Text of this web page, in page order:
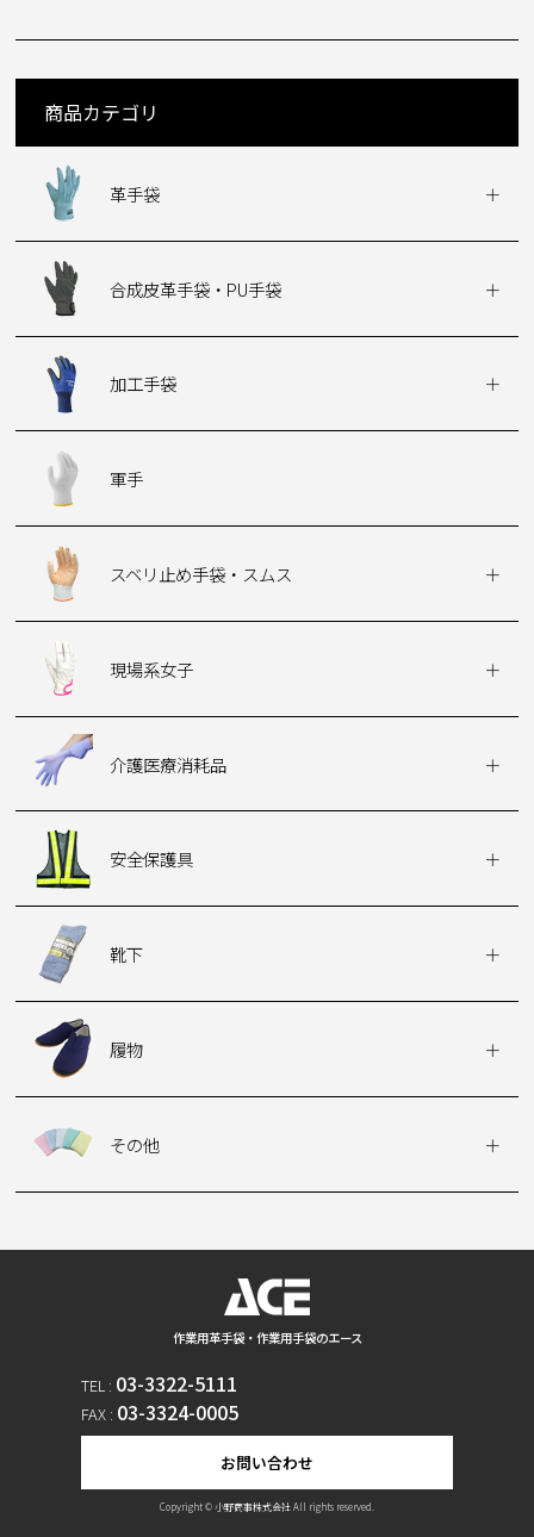
商品カテゴリ
革手袋
合成皮革手袋・PU手袋
加工手袋
軍手
スベリ止め手袋・スムス
現場系女子
介護医療消耗品
安全保護具
靴下
履物
その他
作業用革手袋・作業用手袋のエース
TEL : 03-3322-5111
FAX : 03-3324-0005
お問い合わせ
Copyright © 小野商事株式会社 All rights reserved.